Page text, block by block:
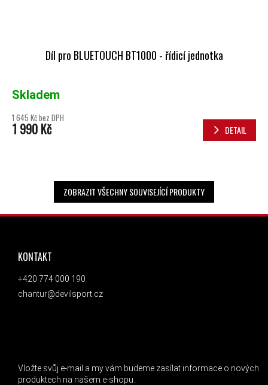
Díl pro BLUETOUCH BT1000 - řídicí jednotka
Skladem
1 645 Kč bez DPH
1 990 Kč DETAIL
ZOBRAZIT VŠECHNY SOUVISEJÍCÍ PRODUKTY
ZÁPATÍ
KONTAKT
+420 774 000 190
chantur@devilsport.cz
Vložte svůj e-mail a my vám budeme zasílat informace o nových
produktech na našem e-shopu.